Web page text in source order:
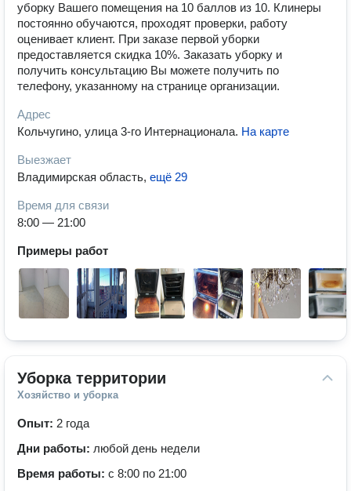
уборку Вашего помещения на 10 баллов из 10. Клинеры
постоянно обучаются, проходят проверки, работу
оценивает клиент. При заказе первой уборки
предоставляется скидка 10%. Заказать уборку и
получить консультацию Вы можете получить по
телефону, указанному на странице организации.
Адрес
Кольчугино, улица 3-го Интернационала. На карте
Выезжает
Владимирская область, ещё 29
Время для связи
8:00 — 21:00
Примеры работ
Уборка территории
Хозяйство и уборка
Опыт: 2 года
Дни работы: любой день недели
Время работы: с 8:00 по 21:00